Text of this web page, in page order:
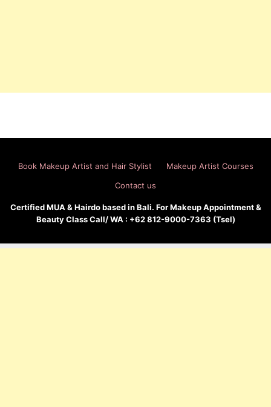
Book Makeup Artist and Hair Stylist
Makeup Artist Courses
Contact us
Certified MUA & Hairdo based in Bali. For Makeup Appointment &
Beauty Class Call/ WA : +62 812-9000-7363 (Tsel)